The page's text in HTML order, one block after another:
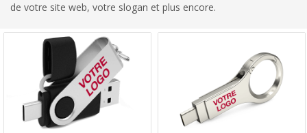
de votre site web, votre slogan et plus encore.